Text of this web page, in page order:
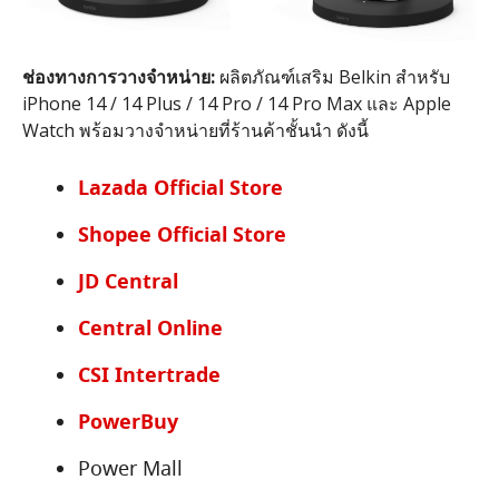
ช่องทางการวางจำหน่าย: ผลิตภัณฑ์เสริม Belkin สำหรับ
iPhone 14 / 14 Plus / 14 Pro / 14 Pro Max และ Apple
Watch พร้อมวางจำหน่ายที่ร้านค้าชั้นนำ ดังนี้
Lazada Official Store
Shopee Official Store
JD Central
Central Online
CSI Intertrade
PowerBuy
Power Mall